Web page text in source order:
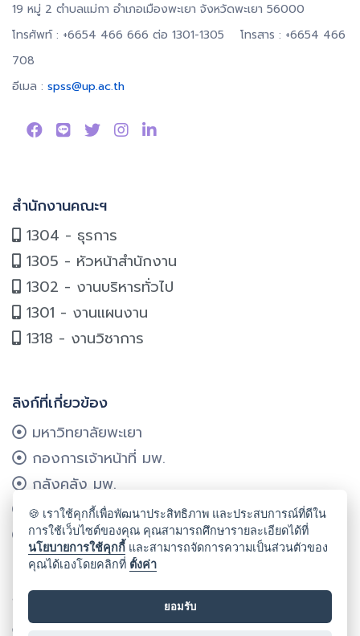
19 หมู่ 2 ตำบลแม่กา อำเภอเมืองพะเยา จังหวัดพะเยา 56000
โทรศัพท์ : +6654 466 666 ต่อ 1301-1305 โทรสาร : +6654 466
708
อีเมล : spss@up.ac.th
สำนักงานคณะฯ
1304 - ธุรการ
1305 - หัวหน้าสำนักงาน
1302 - งานบริหารทั่วไป
1301 - งานแผนงาน
1318 - งานวิชาการ
ลิงก์ที่เกี่ยวข้อง
มหาวิทยาลัยพะเยา
กองการเจ้าหน้าที่ มพ.
กลังคลัง มพ.
กองแผนงาน มพ.
ศูนย์บริการเทคโนโลยีฯ มพ.
ลิขสิทธิ์ © 2024 คณะรัฐศาสตร์และสังคมศาสตร์ มหาวิทยาลัยพะเยา
🍪 เราใช้คุกกี้เพื่อพัฒนาประสิทธิภาพ และประสบการณ์ที่ดีใน
การใช้เว็บไซต์ของคุณ คุณสามารถศึกษารายละเอียดได้ที่
นโยบายการใช้คุกกี้ และสามารถจัดการความเป็นส่วนตัวของ
คุณได้เองโดยคลิกที่ ตั้งค่า
ยอมรับ